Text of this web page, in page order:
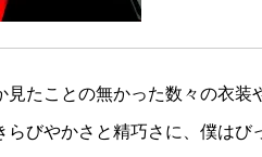
たことの無かった数々の衣装
びやかさと精巧さに、僕はび